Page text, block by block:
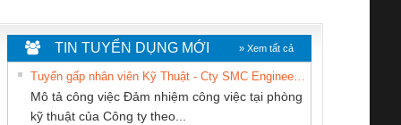
TIN TUYỂN DỤNG MỚI » Xem tất cả
Mô tả công việc Đảm nhiệm công việc tại phòng
kỹ thuật của Công ty theo...